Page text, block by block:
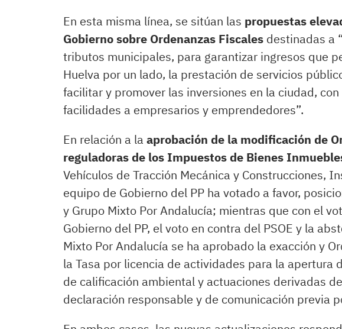
En esta misma línea, se sitúan las propuestas
Gobierno sobre Ordenanzas Fiscales destinadas a
tributos municipales, para garantizar ingresos que
Huelva por un lado, la prestación de servicios
facilitar y promover las inversiones en la ciudad,
facilidades a empresarios y emprendedores”.
En relación a la aprobación de la modificación de
reguladoras de los Impuestos de Bienes
Vehículos de Tracción Mecánica y Construcciones,
equipo de Gobierno del PP ha votado a favor,
y Grupo Mixto Por Andalucía; mientras que con el
Gobierno del PP, el voto en contra del PSOE y la
Mixto Por Andalucía se ha aprobado la exacción y
la Tasa por licencia de actividades para la apertura
de calificación ambiental y actuaciones derivadas
declaración responsable y de comunicación previa